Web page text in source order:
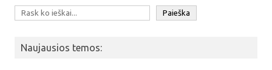
Paieška
Naujausios temos: